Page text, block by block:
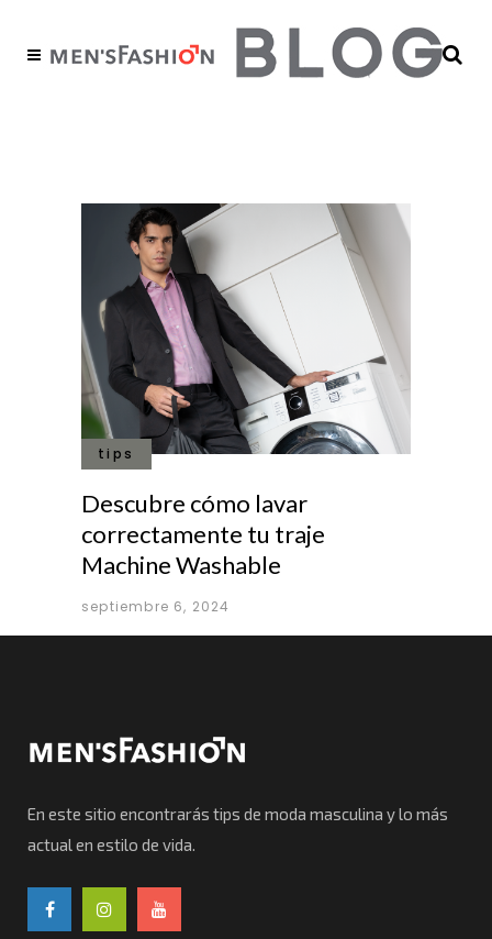
tips
Descubre cómo lavar
correctamente tu traje
Machine Washable
septiembre 6, 2024
En este sitio encontrarás tips de moda masculina y lo más
actual en estilo de vida.